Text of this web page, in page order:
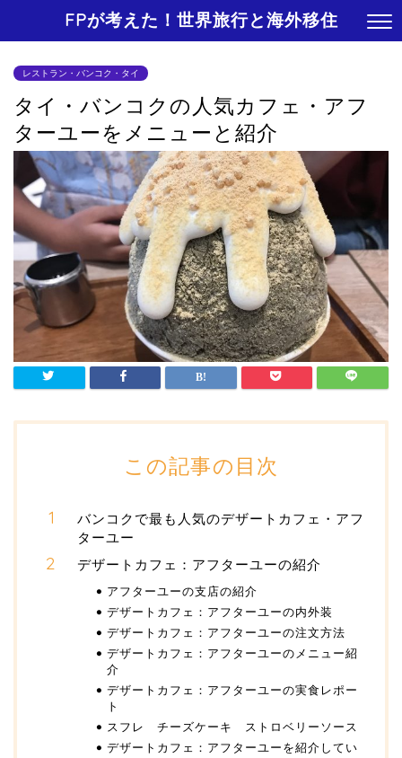
FPが考えた！世界旅行と海外移住
レストラン・バンコク・タイ
タイ・バンコクの人気カフェ・アフ
ターユーをメニューと紹介
この記事の目次
バンコクで最も人気のデザートカフェ・アフ
ターユー
デザートカフェ：アフターユーの紹介
アフターユーの支店の紹介
デザートカフェ：アフターユーの内外装
デザートカフェ：アフターユーの注文方法
デザートカフェ：アフターユーのメニュー紹
介
デザートカフェ：アフターユーの実食レポー
ト
スフレ チーズケーキ ストロベリーソース
デザートカフェ：アフターユーを紹介してい